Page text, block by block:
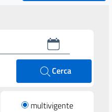
Cerca
multivigente